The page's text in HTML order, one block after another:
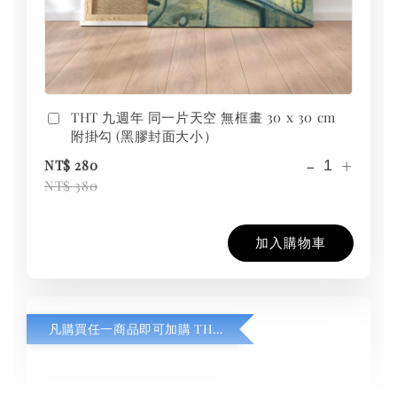
THT 九週年 同一片天空 無框畫 30 x 30 cm
附掛勾 (黑膠封面大小）
NT$ 280
NT$ 380
- +
加入購物車
凡購買任一商品即可加購 THT 九週年紀念 T-shirt